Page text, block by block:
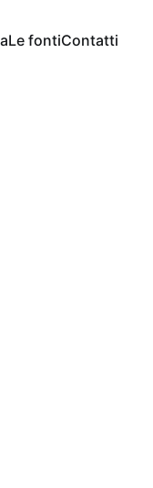
Le fontiContatti